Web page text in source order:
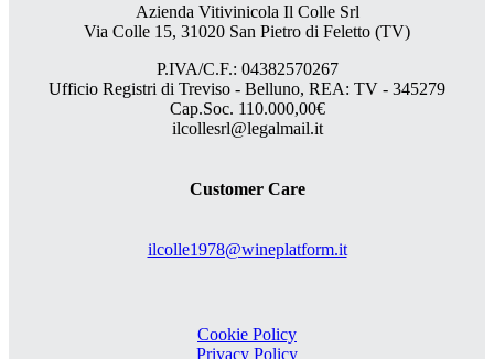
Azienda Vitivinicola Il Colle Srl
Via Colle 15, 31020 San Pietro di Feletto (TV)
P.IVA/C.F.: 04382570267
Ufficio Registri di Treviso - Belluno, REA: TV - 345279
Cap.Soc. 110.000,00€
ilcollesrl@legalmail.it
Customer Care
ilcolle1978@wineplatform.it
Cookie Policy
Privacy Policy